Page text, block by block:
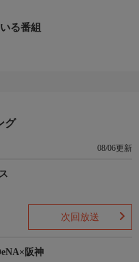
る番組
グ
08/06更新
次回放送
阪神